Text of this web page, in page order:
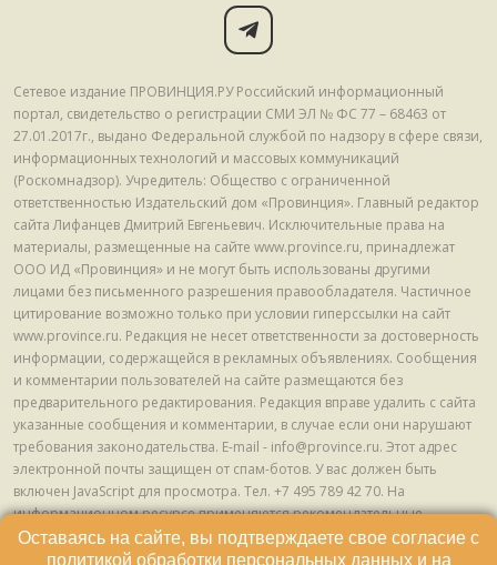
Сетевое издание ПРОВИНЦИЯ.РУ Российский информационный
портал, свидетельство о регистрации СМИ ЭЛ № ФС 77 – 68463 от
27.01.2017г., выдано Федеральной службой по надзору в сфере связи,
информационных технологий и массовых коммуникаций
(Роскомнадзор). Учредитель: Общество с ограниченной
ответственностью Издательский дом «Провинция». Главный редактор
сайта Лифанцев Дмитрий Евгеньевич. Исключительные права на
материалы, размещенные на сайте www.province.ru, принадлежат
ООО ИД «Провинция» и не могут быть использованы другими
лицами без письменного разрешения правообладателя. Частичное
цитирование возможно только при условии гиперссылки на сайт
www.province.ru. Редакция не несет ответственности за достоверность
информации, содержащейся в рекламных объявлениях. Сообщения
и комментарии пользователей на сайте размещаются без
предварительного редактирования. Редакция вправе удалить с сайта
указанные сообщения и комментарии, в случае если они нарушают
требования законодательства. E-mail - info@province.ru. Этот адрес
электронной почты защищен от спам-ботов. У вас должен быть
включен JavaScript для просмотра. Tел. +7 495 789 42 70. На
информационном ресурсе применяются рекомендательные
технологии (информационные технологии предоставления
информации на основе сбора, систематизации и анализа сведений,
Оставаясь на сайте, вы подтверждаете свое согласие с
политикой обработки персональных данныхи на